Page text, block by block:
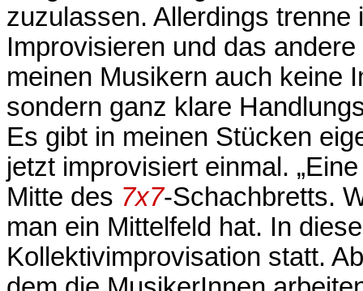
zuzulassen. Allerdings
Improvisieren und das
meinen Musikern auch keine
sondern ganz klare
Es gibt in meinen Stücken
jetzt improvisiert einmal.
Mitte des 7x7-Schachbretts.
man ein Mittelfeld hat. In
Kollektivimprovisation statt.